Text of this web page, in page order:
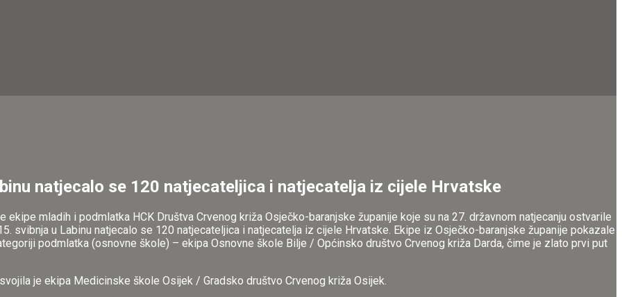
natjecalo se 120 natjecateljica i natjecatelja iz cijele Hrvatske
ekipe mladih i podmlatka HCK Društva Crvenog križa Osječko-baranjske županije koje su na 27. državnom natjecanju ostvarile
svibnja u Labinu natjecalo se 120 natjecateljica i natjecatelja iz cijele Hrvatske. Ekipe iz Osječko-baranjske županije pokazale
podmlatka (osnovne škole) – ekipa Osnovne škole Bilje / Općinsko društvo Crvenog križa Darda, čime je zlato prvi put
je ekipa Medicinske škole Osijek / Gradsko društvo Crvenog križa Osijek.